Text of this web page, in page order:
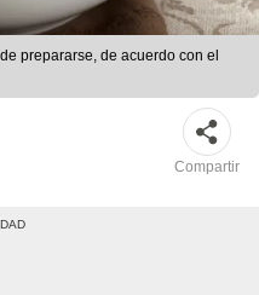
prepararse, de acuerdo con el
Compartir